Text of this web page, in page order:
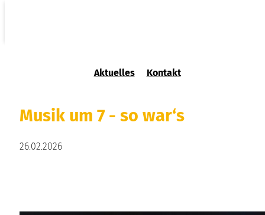
Aktuelles Kontakt
Musik um 7 - so war‘s
26.02.2026